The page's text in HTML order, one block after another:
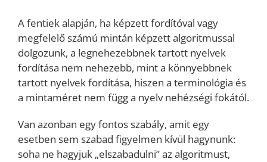
A fentiek alapján, ha képzett fordítóval vagy
megfelelő számú mintán képzett algoritmussal
dolgozunk, a legnehezebbnek tartott nyelvek
fordítása nem nehezebb, mint a könnyebbnek
tartott nyelvek fordítása, hiszen a terminológia és
a mintaméret nem függ a nyelv nehézségi fokától.
Van azonban egy fontos szabály, amit egy
esetben sem szabad figyelmen kívül hagynunk:
soha ne hagyjuk „elszabadulni” az algoritmust,